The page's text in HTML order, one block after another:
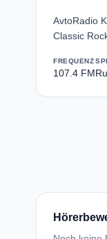
AvtoRadio
Classic
FREQUENZ
107.4 FM